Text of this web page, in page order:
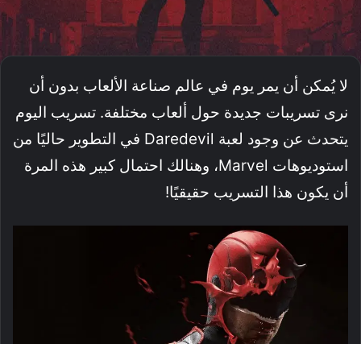
لا يُمكن أن يمر يوم في عالم صناعة الألعاب بدون أن
نرى تسريبات جديدة حول ألعاب مختلفة. تسريب اليوم
يتحدث عن وجود لعبة Daredevil في التطوير حاليًا من
استوديوهات Marvel، وهنالك احتمال كبير هذه المرة
أن يكون هذا التسريب حقيقيًا!